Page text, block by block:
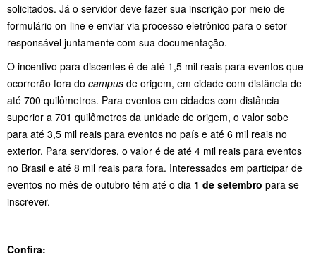
solicitados. Já o servidor deve fazer sua inscrição por meio de
formulário on-line e enviar via processo eletrônico para o setor
responsável juntamente com sua documentação.
O incentivo para discentes é de até 1,5 mil reais para eventos que
ocorrerão fora do campus de origem, em cidade com distância de
até 700 quilômetros. Para eventos em cidades com distância
superior a 701 quilômetros da unidade de origem, o valor sobe
para até 3,5 mil reais para eventos no país e até 6 mil reais no
exterior. Para servidores, o valor é de até 4 mil reais para eventos
no Brasil e até 8 mil reais para fora. Interessados em participar de
eventos no mês de outubro têm até o dia 1 de setembro para se
inscrever.
Confira: